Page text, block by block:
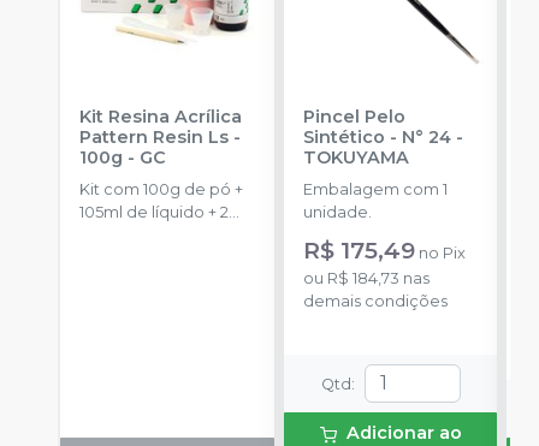
Kit Resina Acrílica
Pattern Resin Ls -
100g - GC
Kit com 100g de pó +
105ml de líquido + 2
Pincel Pelo
Sintético - N° 24-
TOKUYAMA
Embalagem com 1
unidade.
R$ 175,49 no Pix
ou R$ 184,73 nas
demais condições
Qtd :
Adicionar ao